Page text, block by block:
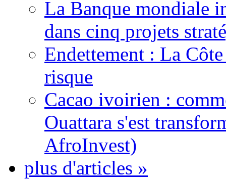
La Banque mondiale
dans cinq projets
Endettement : La
risque
Cacao ivoirien :
Ouattara s'est
AfroInvest)
plus d'articles »